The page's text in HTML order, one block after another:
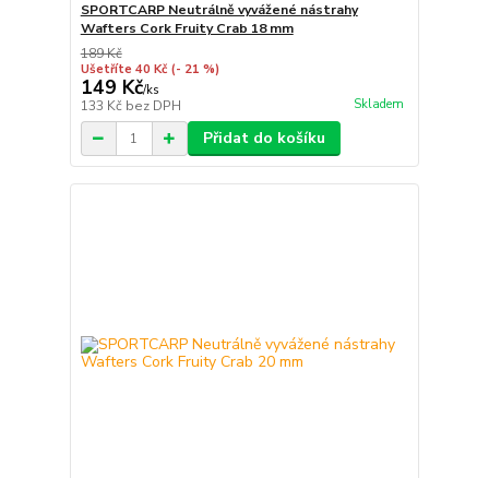
SPORTCARP Neutrálně vyvážené nástrahy
Wafters Cork Fruity Crab 18 mm
189 Kč
Ušetříte 40 Kč (- 21 %)
149 Kč/ks
133 Kč bez DPH Skladem
Přidat do košíku